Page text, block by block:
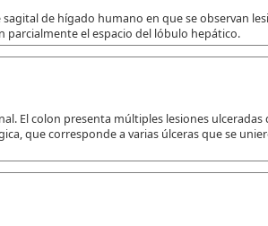
de hígado humano en que se observan
parcialmente el espacio del lóbulo hepático.
El colon presenta múltiples lesiones
que corresponde a varias úlceras que se